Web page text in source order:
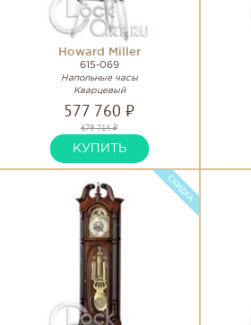
Howard Miller
615-069
Напольные часы
Кварцевый
577 760 ₽
679 714 ₽
КУПИТЬ